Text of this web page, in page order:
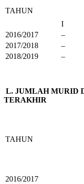
TAHUN
I
2016/2017
–
2017/2018
–
2018/2019
–
L. JUMLAH MURID
TERAKHIR
TAHUN
2016/2017